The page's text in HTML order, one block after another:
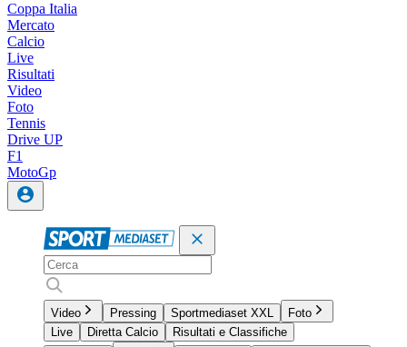
Coppa Italia
Mercato
Calcio
Live
Risultati
Video
Foto
Tennis
Drive UP
F1
MotoGp
Video Pressing Sportmediaset XXL
Foto
Live
Diretta Calcio
Risultati e Classifiche